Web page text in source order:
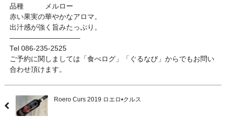
品種 メルロー
赤い果実の華やかなアロマ。
出汁感が強く旨みたっぷり。
——————————
Tel 086-235-2525
ご予約に関しましては「食べログ」「ぐるなび」からでもお問い
合わせ頂けます。
Roero Curs 2019 ロエロ•クルス